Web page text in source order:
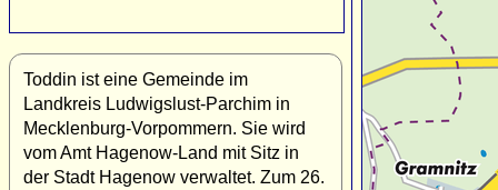
Toddin ist eine Gemeinde im
Landkreis Ludwigslust-Parchim in
Mecklenburg-Vorpommern. Sie wird
vom Amt Hagenow-Land mit Sitz in
der Stadt Hagenow verwaltet. Zum 26.